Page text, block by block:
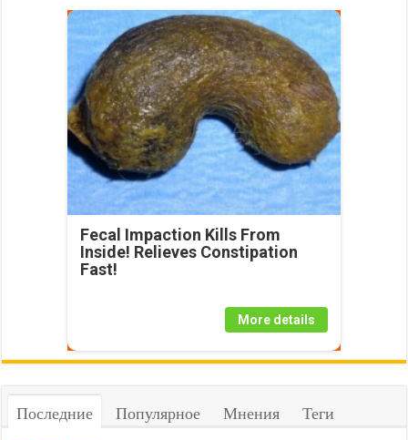
Fecal Impaction Kills From
Inside! Relieves Constipation
Fast!
More details
Последние Популярное Мнения Теги